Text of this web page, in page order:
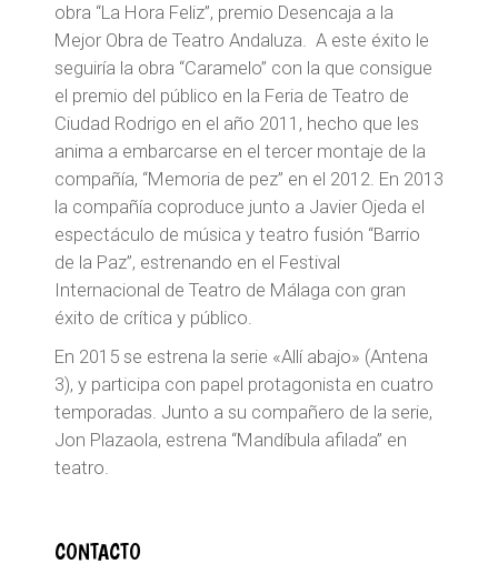
obra “La Hora Feliz”, premio Desencaja a la
Mejor Obra de Teatro Andaluza. A este éxito le
seguiría la obra “Caramelo” con la que consigue
el premio del público en la Feria de Teatro de
Ciudad Rodrigo en el año 2011, hecho que les
anima a embarcarse en el tercer montaje de la
compañía, “Memoria de pez” en el 2012. En 2013
la compañía coproduce junto a Javier Ojeda el
espectáculo de música y teatro fusión “Barrio
de la Paz”, estrenando en el Festival
Internacional de Teatro de Málaga con gran
éxito de crítica y público.
En 2015 se estrena la serie «Allí abajo» (Antena
3), y participa con papel protagonista en cuatro
temporadas. Junto a su compañero de la serie,
Jon Plazaola, estrena “Mandíbula afilada” en
teatro.
CONTACTO